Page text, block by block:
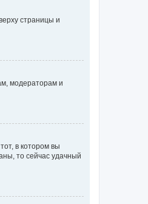
страницы и
модераторам и
в котором вы
то сейчас удачный